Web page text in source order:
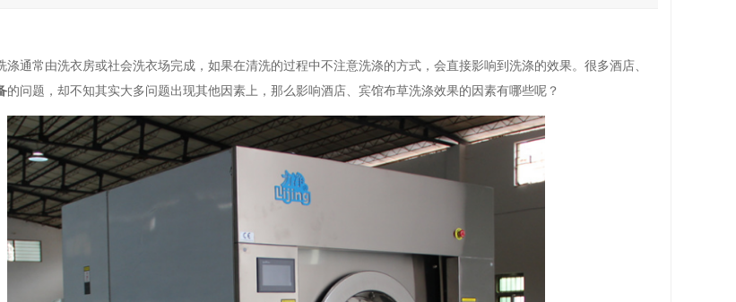
涤通常由洗衣房或社会洗衣场完成，如果在清洗的过程中不注意洗涤的方式，会直接影响到洗涤的效果。很多酒店、
的问题，却不知其实大多问题出现其他因素上，那么影响酒店、宾馆布草洗涤效果的因素有哪些呢？